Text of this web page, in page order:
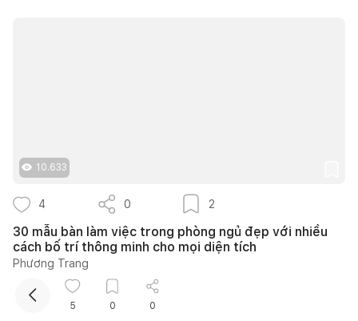
10.633
4 0 2
30 mẫu bàn làm việc trong phòng ngủ đẹp với nhiều
cách bố trí thông minh cho mọi diện tích
Phương Trang
5 0 0